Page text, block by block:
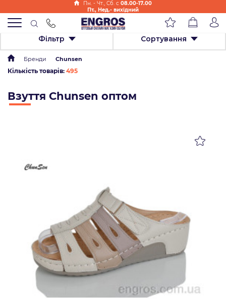
Пн. - Чт., Cб. с 08.00-17.00
Пт., Нед.- вихідний
Фільтр Сортування
Бренди Chunsen
Кількість товарів: 495
Взуття Chunsen оптом